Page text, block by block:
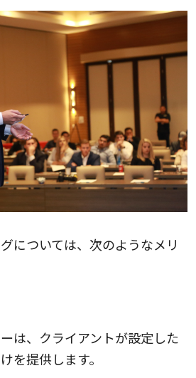
については、次のようなメリ
は、クライアントが設定した
を提供します。